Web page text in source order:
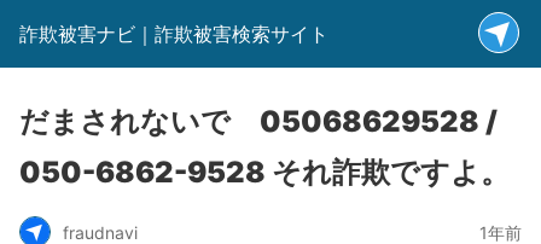
詐欺被害ナビ｜詐欺被害検索サイト
だまされないで 05068629528 /
050-6862-9528 それ詐欺ですよ。
fraudnavi 1年前